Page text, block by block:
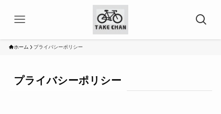
ホーム プライバシーポリシー
プライバシーポリシー